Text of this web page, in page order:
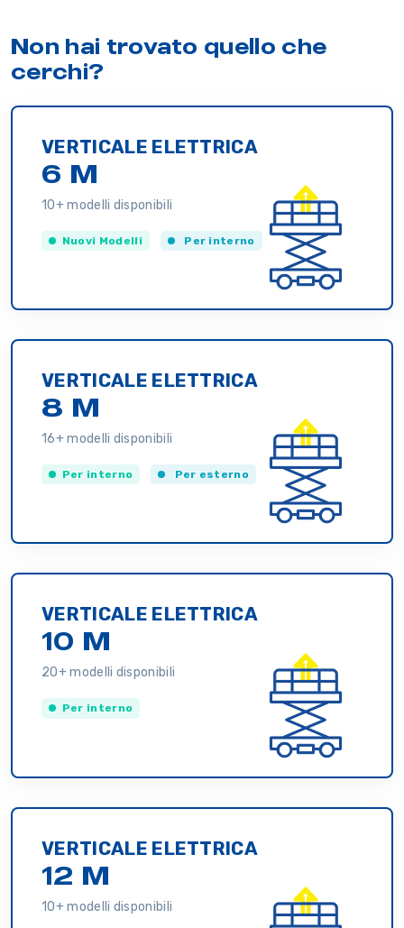
Non hai trovato quello che
cerchi?
VERTICALE ELETTRICA
6 M
10+ modelli disponibili
Nuovi Modelli Per interno
VERTICALE ELETTRICA
8 M
16+ modelli disponibili
Per interno Per esterno
VERTICALE ELETTRICA
10 M
20+ modelli disponibili
Per interno
VERTICALE ELETTRICA
12 M
10+ modelli disponibili